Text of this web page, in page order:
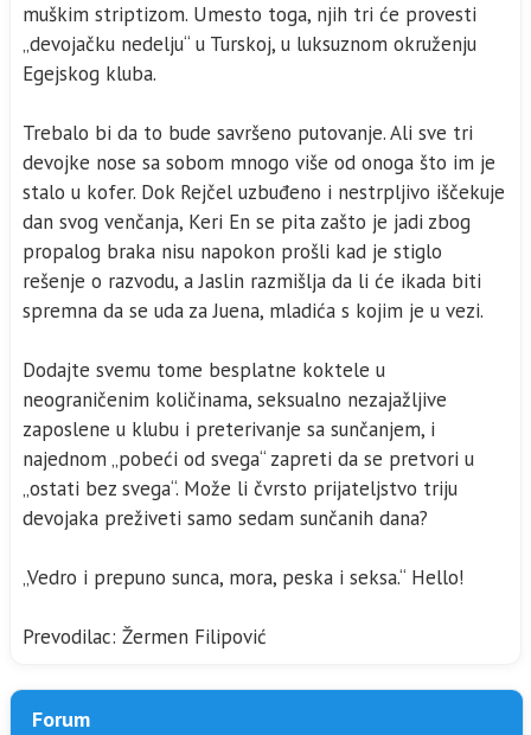
muškim striptizom. Umesto toga, njih tri će provesti
„devojačku nedelju“ u Turskoj, u luksuznom okruženju
Egejskog kluba.
Trebalo bi da to bude savršeno putovanje. Ali sve tri
devojke nose sa sobom mnogo više od onoga što im je
stalo u kofer. Dok Rejčel uzbuđeno i nestrpljivo iščekuje
dan svog venčanja, Keri En se pita zašto je jadi zbog
propalog braka nisu napokon prošli kad je stiglo
rešenje o razvodu, a Jaslin razmišlja da li će ikada biti
spremna da se uda za Juena, mladića s kojim je u vezi.
Dodajte svemu tome besplatne koktele u
neograničenim količinama, seksualno nezajažljive
zaposlene u klubu i preterivanje sa sunčanjem, i
najednom „pobeći od svega“ zapreti da se pretvori u
„ostati bez svega“. Može li čvrsto prijateljstvo triju
devojaka preživeti samo sedam sunčanih dana?
„Vedro i prepuno sunca, mora, peska i seksa.“ Hello!
Prevodilac: Žermen Filipović
Forum